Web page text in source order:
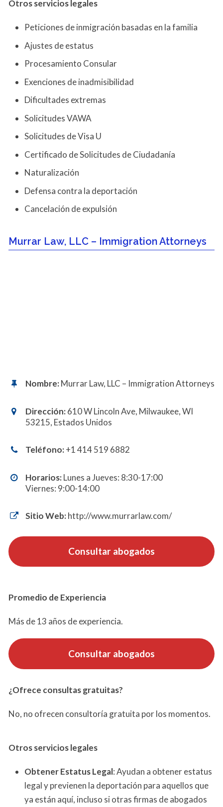
Otros servicios legales
Peticiones de inmigración basadas en la familia
Ajustes de estatus
Procesamiento Consular
Exenciones de inadmisibilidad
Dificultades extremas
Solicitudes VAWA
Solicitudes de Visa U
Certificado de Solicitudes de Ciudadanía
Naturalización
Defensa contra la deportación
Cancelación de expulsión
Murrar Law, LLC – Immigration Attorneys
Nombre:Murrar Law, LLC – Immigration Attorneys
Dirección:610 W Lincoln Ave, Milwaukee, WI
53215, Estados Unidos
Teléfono:+1 414 519 6882
Horarios:Lunes a Jueves: 8:30-17:00
Viernes: 9:00-14:00
Sitio Web:http://www.murrarlaw.com/
Consultar abogados
Promedio de Experiencia
Más de 13 años de experiencia.
Consultar abogados
¿Ofrece consultas gratuitas?
No, no ofrecen consultoría gratuita por los momentos.
Otros servicioslegales
Obtener Estatus Legal: Ayudan a obtener estatus
legal y previenen la deportación para aquellos que
ya están aquí, incluso si otras firmas de abogados